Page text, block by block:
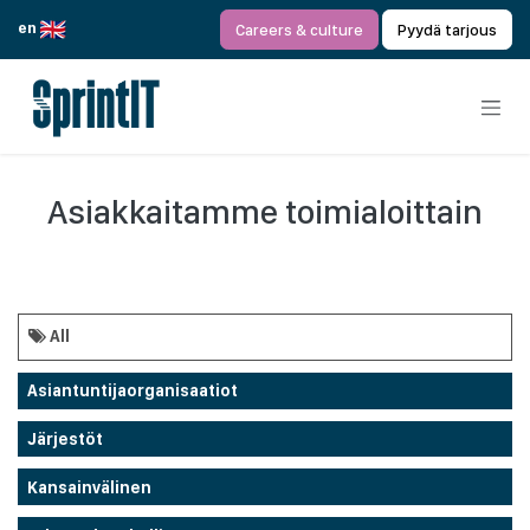
en
Careers & culture Pyydä tarjous
Asiakkaitamme toimialoittain
All
Asiantuntijaorganisaatiot
Järjestöt
Kansainvälinen